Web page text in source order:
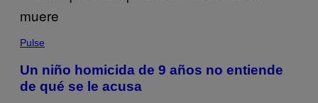
Pulse
Un niño homicida de 9 años no entiende
de qué se le acusa